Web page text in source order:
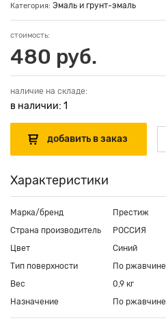
Категория: Эмаль и грунт-эмаль
стоимость:
480 руб.
наличие на складе:
в наличии: 1
Характеристики
Марка/бренд
Престиж
Страна производитель
РОССИЯ
Цвет
Синий
Тип поверхности
По ржавчине
Вес
0,9 кг
Назначение
По ржавчине